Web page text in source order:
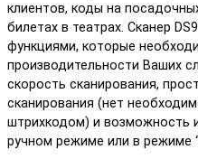
клиентов, коды на
билетах в театрах. Сканер
функциями, которые
производительности Ваших
скорость сканирования,
сканирования (нет
штрихкодом) и возможность
ручном режиме или в режиме